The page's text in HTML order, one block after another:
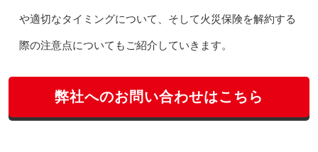
や適切なタイミングについて、そして火災保険を解約する
際の注意点についてもご紹介していきます。
弊社へのお問い合わせはこちら